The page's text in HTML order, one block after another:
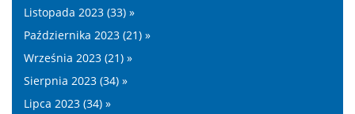
Listopada 2023 (33) »
Października 2023 (21) »
Września 2023 (21) »
Sierpnia 2023 (34) »
Lipca 2023 (34) »